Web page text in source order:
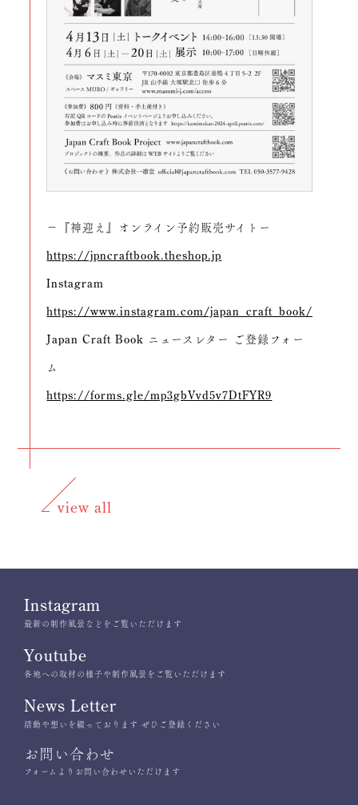
－『神迎え』オンライン予約販売サイトー
https://jpncraftbook.theshop.jp
Instagram
https://www.instagram.com/japan_craft_book/
Japan Craft Book ニュースレター ご登録フォー
ム
https://forms.gle/mp3gbVvd5v7DtFYR9
view all
Instagram
最新の制作風景などをご覧いただけます
Youtube
各地への取材の様子や制作風景をご覧いただけます
News Letter
活動や想いを綴っております ぜひご登録ください
お問い合わせ
フォームよりお問い合わせいただけます